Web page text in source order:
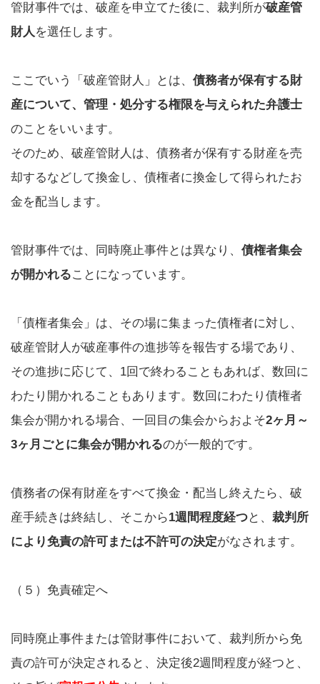
管財事件では、破産を申立てた後に、裁判所が破産管
財人を選任します。
ここでいう「破産管財人」とは、 債務者が保有する財
産について、管理・処分する権限を与えられた弁護士
のことをいいます。
そのため、破産管財人は、債務者が保有する財産を売
却するなどして換金し、債権者に換金して得られたお
金を配当します。
管財事件では、同時廃止事件とは異なり、 債権者集会
が開かれることになっています。
「債権者集会」は、その場に集まった債権者に対し、
破産管財人が破産事件の進捗等を報告する場であり、
その進捗に応じて、1回で終わることもあれば、数回に
わたり開かれることもあります。数回にわたり債権者
集会が開かれる場合、一回目の集会からおよそ2ヶ月～
3ヶ月ごとに集会が開かれるのが一般的です。
債務者の保有財産をすべて換金・配当し終えたら、破
産手続きは終結し、そこから1週間程度経つと、 裁判所
により免責の許可または不許可の決定がなされます。
（５）免責確定へ
同時廃止事件または管財事件において、裁判所から免
責の許可が決定されると、決定後2週間程度が経つと、